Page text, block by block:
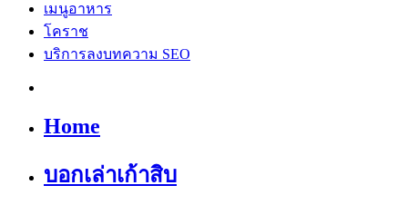
เมนูอาหาร
โคราช
บริการลงบทความ SEO
Home
บอกเล่าเก้าสิบ